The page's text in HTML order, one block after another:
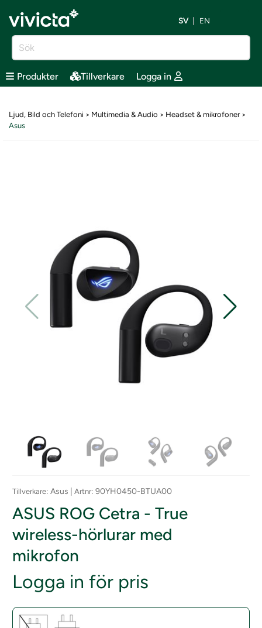
SV EN
Produkter Tillverkare Logga in
Ljud, Bild och Telefoni > Multimedia & Audio > Headset & mikrofoner>
Asus
Tillverkare: Asus | Artnr: 90YH0450-BTUA00
ASUS ROG Cetra - True
wireless-hörlurar med
mikrofon
Logga in för pris